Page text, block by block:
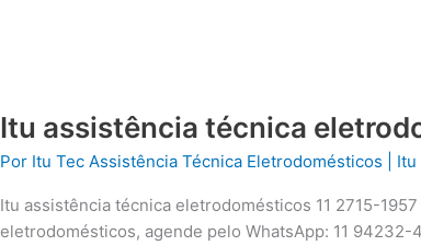
Itu assistência técnica
Por Itu Tec Assistência Técnica Eletrodomésticos Itu
Itu assistência técnica eletrodomésticos 11 2715-
eletrodomésticos, agende pelo WhatsApp: 11